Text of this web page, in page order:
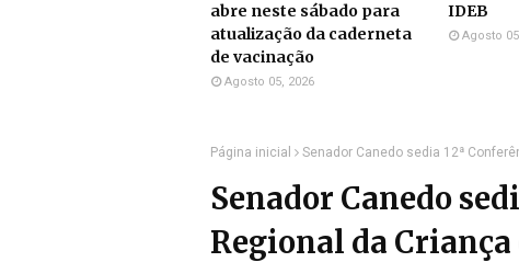
abre neste sábado para
atualização da caderneta
de vacinação
Agosto 05, 2026
IDEB
Agosto
Página inicial Senador Canedo sedia 12ª
Senador Canedo
Regional da